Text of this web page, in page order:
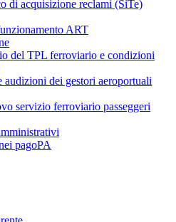
di acquisizione reclami (SiTe)
ART
del TPL ferroviario e condizioni
audizioni dei gestori aeroportuali
servizio ferroviario passeggeri
pagoPA